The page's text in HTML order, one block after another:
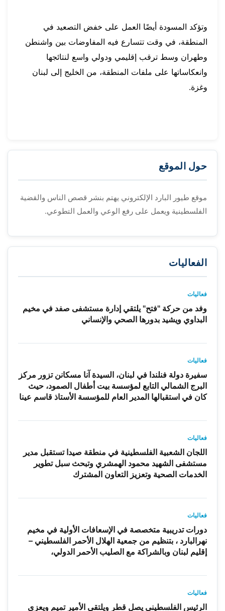
وتؤكد المسودة أيضًا العمل على خفض التصعيد في
المنطقة، في وقت تتسارع فيه المفاوضات بين واشنطن
وطهران وسط ترقب إقليمي ودولي واسع لنتائجها
وانعكاساتها على ملفات المنطقة، من الخليج إلى لبنان
وغزة.
حول الموقع
موقع طيور البارد الإلكتروني يهتم بنشر قصص الناس والقضية
الفلسطينية ويعمل على رفع الوعي والعمل التطوعي.
الفعاليات
فعاليات
وفد من حركة "فتح" يلتقي إدارة مستشفى صفد في مخيم
البداوي ويشيد بدورها الصحي والإنساني
فعاليات
سفيرة دولة فنلندا في لبنان، السيدة آنا مسكانن تزور مركز
البرج الشمالي التابع لمؤسسة بيت أطفال الصمود، حيث
كان في استقبالها المدير العام للمؤسسة الأستاذ قاسم عينا
فعاليات
اللجان الشعبية الفلسطينية في منطقة صيدا تستقبل مدير
مستشفى الشهيد محمود الهمشري وتبحث سبل تطوير
الخدمات الصحية وتعزيز التعاون المشترك
فعاليات
دورات تدريبية متخصصة في الإسعافات الأولية في مخيم
نهرالبارد ، بتنظيم من جمعية الهلال الأحمر الفلسطيني –
إقليم لبنان وبالشراكة مع الصليب الأحمر الدولي،
فعاليات
الرئيس الفلسطيني يصل قطر ويلتقي الأمير تميم ويعزي